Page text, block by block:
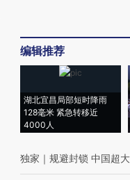
编辑推荐
湖北宜昌局部短时降雨
128毫米 紧急转移近
4000人
独家 ｜ 规避封锁 中国超